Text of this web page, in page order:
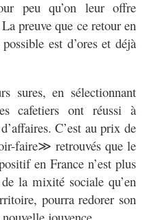
peu qu’on leur offre
preuve que ce retour en
est d’ores et déjà
sures, en sélectionnant
cafetiers ont réussi à
C’est au prix de
faire≫ retrouvés que le
en France n’est plus
la mixité sociale qu’en
pourra redorer son